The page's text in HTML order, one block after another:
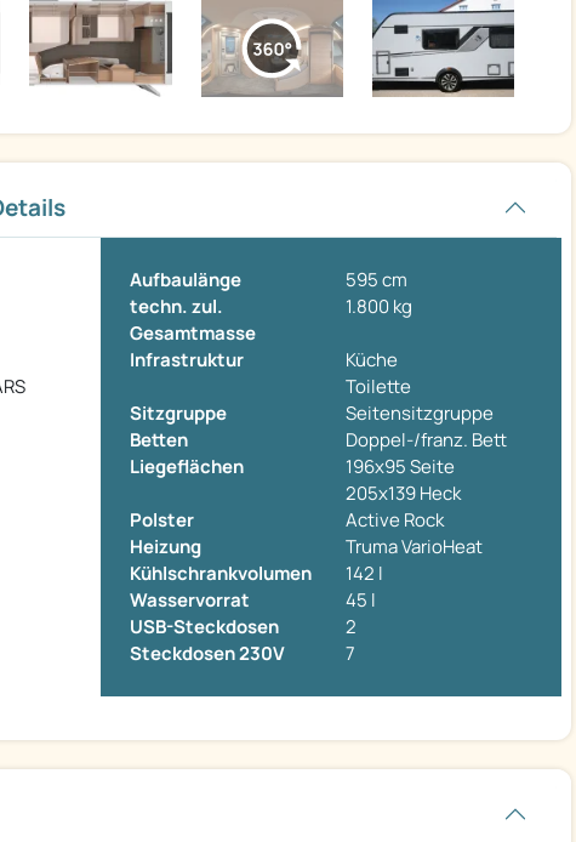
Aufbaulänge
595 cm
techn. zul.
Gesamtmasse
1.800 kg
Infrastruktur
Küche
Toilette
Sitzgruppe
Seitensitzgruppe
Betten
Doppel-/franz. Bett
Liegeflächen
196x95 Seite
205x139 Heck
Polster
Active Rock
Heizung
Truma VarioHeat
Kühlschrankvolumen
142 l
Wasservorrat
45 l
USB-Steckdosen
2
Steckdosen 230V
7